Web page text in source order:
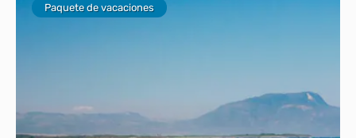
Paquete de vacaciones